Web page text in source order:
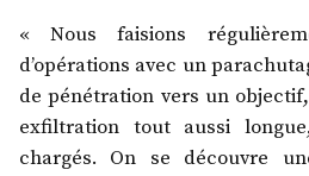
« Nous faisions
d’opérations avec un
de pénétration vers un
exfiltration tout aussi
chargés. On se découvre